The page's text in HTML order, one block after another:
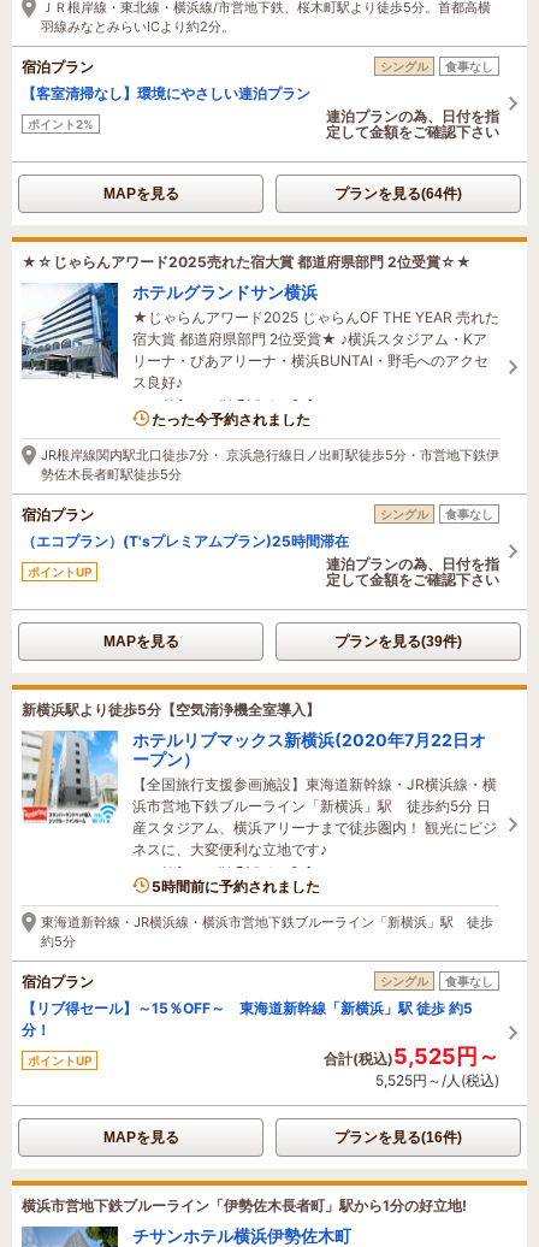
ＪＲ根岸線・東北線・横浜線/市営地下鉄、桜木町駅より徒歩5分。首都高横
羽線みなとみらいICより約2分。
宿泊プラン シングル 食事なし
【客室清掃なし】環境にやさしい連泊プラン
ポイント2%
連泊プランの為、日付を指
定して金額をご確認下さい
MAPを見る プランを見る(64件)
★☆じゃらんアワード2025売れた宿大賞 都道府県部門 2位受賞☆★
ホテルグランドサン横浜
★じゃらんアワード2025 じゃらんOF THE YEAR 売れた
宿大賞 都道府県部門 2位受賞★ ♪横浜スタジアム・Kア
リーナ・ぴあアリーナ・横浜BUNTAI・野毛へのアクセ
ス良好♪
7名がこの宿を見ています
たった今予約されました
JR根岸線関内駅北口徒歩7分・ 京浜急行線日ノ出町駅徒歩5分・市営地下鉄伊
勢佐木長者町駅徒歩5分
宿泊プラン シングル 食事なし
（エコプラン）(T'sプレミアムプラン)25時間滞在
ポイントUP
連泊プランの為、日付を指
定して金額をご確認下さい
MAPを見る プランを見る(39件)
新横浜駅より徒歩5分【空気清浄機全室導入】
ホテルリブマックス新横浜(2020年7月22日オ
ープン）
【全国旅行支援参画施設】東海道新幹線・JR横浜線・横
浜市営地下鉄ブルーライン「新横浜」駅 徒歩約5分 日
産スタジアム、横浜アリーナまで徒歩圏内！ 観光にビジ
ネスに、大変便利な立地です♪
1名がこの宿を見ています
5時間前に予約されました
東海道新幹線・JR横浜線・横浜市営地下鉄ブルーライン「新横浜」駅 徒歩
約5分
宿泊プラン シングル 食事なし
【リブ得セール】～15％OFF～ 東海道新幹線「新横浜」駅 徒歩 約5
分！
ポイントUP 合計(税込)5,525円～
5,525円～/人(税込)
MAPを見る プランを見る(16件)
横浜市営地下鉄ブルーライン「伊勢佐木長者町」駅から1分の好立地!
チサンホテル横浜伊勢佐木町